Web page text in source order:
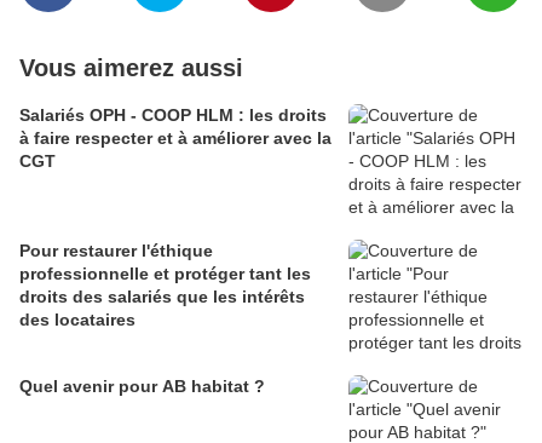
Vous aimerez aussi
Salariés OPH - COOP HLM : les droits
à faire respecter et à améliorer avec la
CGT
Pour restaurer l'éthique
professionnelle et protéger tant les
droits des salariés que les intérêts
des locataires
Quel avenir pour AB habitat ?